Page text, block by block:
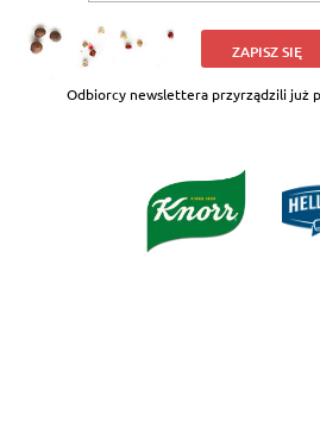
ZAPISZ SIĘ
Odbiorcy newslettera przyrządzili już